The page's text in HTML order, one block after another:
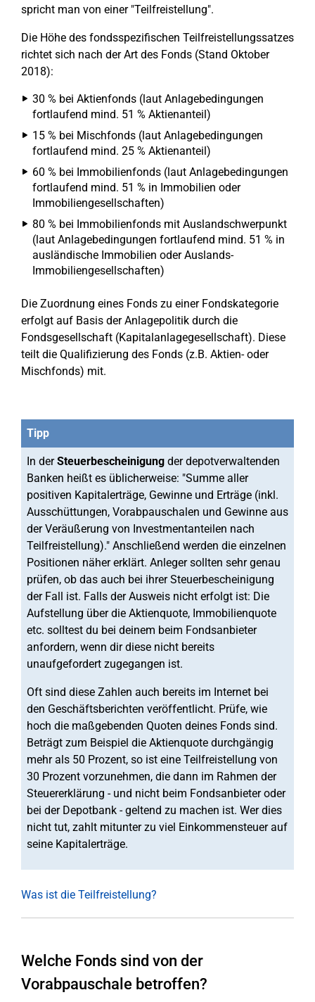
spricht man von einer "Teilfreistellung".
Die Höhe des fondsspezifischen Teilfreistellungssatzes
richtet sich nach der Art des Fonds (Stand Oktober
2018):
30 % bei Aktienfonds (laut Anlagebedingungen
fortlaufend mind. 51 % Aktienanteil)
15 % bei Mischfonds (laut Anlagebedingungen
fortlaufend mind. 25 % Aktienanteil)
60 % bei Immobilienfonds (laut Anlagebedingungen
fortlaufend mind. 51 % in Immobilien oder
Immobiliengesellschaften)
80 % bei Immobilienfonds mit Auslandschwerpunkt
(laut Anlagebedingungen fortlaufend mind. 51 % in
ausländische Immobilien oder Auslands-
Immobiliengesellschaften)
Die Zuordnung eines Fonds zu einer Fondskategorie
erfolgt auf Basis der Anlagepolitik durch die
Fondsgesellschaft (Kapitalanlagegesellschaft). Diese
teilt die Qualifizierung des Fonds (z.B. Aktien- oder
Mischfonds) mit.
Tipp
In derSteuerbescheinigung der depotverwaltenden
Banken heißt es üblicherweise: "Summe aller
positiven Kapitalerträge, Gewinne und Erträge (inkl.
Ausschüttungen, Vorabpauschalen und Gewinne aus
der Veräußerung von Investmentanteilen nach
Teilfreistellung)." Anschließend werden die einzelnen
Positionen näher erklärt. Anleger sollten sehr genau
prüfen, ob das auch bei ihrer Steuerbescheinigung
der Fall ist. Falls der Ausweis nicht erfolgt ist: Die
Aufstellung über die Aktienquote, Immobilienquote
etc. solltest du bei deinem beim Fondsanbieter
anfordern, wenn dir diese nicht bereits
unaufgefordert zugegangen ist.
Oft sind diese Zahlen auch bereits im Internet bei
den Geschäftsberichten veröffentlicht. Prüfe, wie
hoch die maßgebenden Quoten deines Fonds sind.
Beträgt zum Beispiel die Aktienquote durchgängig
mehr als 50 Prozent, so ist eine Teilfreistellung von
30 Prozent vorzunehmen, die dann im Rahmen der
Steuererklärung - und nicht beim Fondsanbieter oder
bei der Depotbank - geltend zu machen ist. Wer dies
nicht tut, zahlt mitunter zu viel Einkommensteuer auf
seine Kapitalerträge.
Was ist die Teilfreistellung?
Welche Fonds sind von der
Vorabpauschale betroffen?